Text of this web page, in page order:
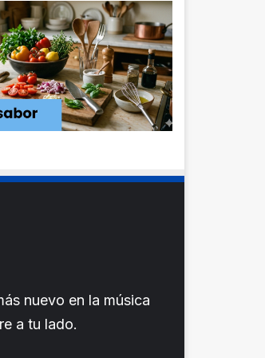
nuevo en la música
a tu lado.